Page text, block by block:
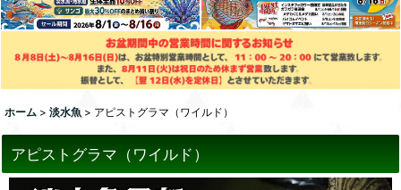
ホーム > 淡水魚 > アピストグラマ（ワイルド）
アピストグラマ（ワイルド）